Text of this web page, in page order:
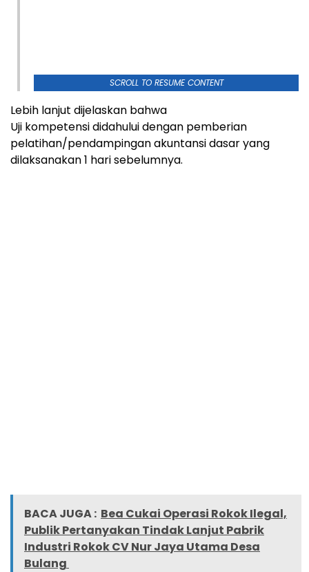
SCROLL TO RESUME CONTENT
Lebih lanjut dijelaskan bahwa
Uji kompetensi didahului dengan pemberian
pelatihan/pendampingan akuntansi dasar yang
dilaksanakan 1 hari sebelumnya.
BACA JUGA : Bea Cukai Operasi Rokok Ilegal,
Publik Pertanyakan Tindak Lanjut Pabrik
Industri Rokok CV Nur Jaya Utama Desa
Bulang